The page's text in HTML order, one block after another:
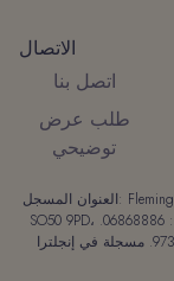
الاتصال
اتصل بنا
طلب عرض
توضيحي
العنوان المسجل: Fleming Court Leigh Road، Eastleigh، Southampton، Hampshire،
SO50 9PD، المملكة المتحدة. رقم تسجيل الشركة (المملكة المتحدة): 06868886.
رقم ضريبة القيمة المضافة (المملكة المتحدة): 973844770. مسجلة في إنجلترا